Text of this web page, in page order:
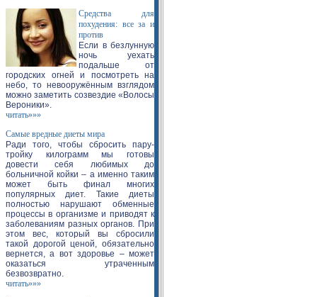
Средства для
похудения: все за и
против
Если в безлунную
ночь уехать
подальше от
городских огней и посмотреть на
небо, то невооружённым взглядом
можно заметить созвездие «Волосы
Вероники».
читать»»»
Самые вредные диеты мира
Ради того, чтобы сбросить пару-
тройку килограмм мы готовы
довести себя любимых до
больничной койки – а именно таким
может быть финал многих
популярных диет. Такие диеты
полностью нарушают обменные
процессы в организме и приводят к
заболеваниям разных органов. При
этом вес, который вы сбросили
такой дорогой ценой, обязательно
вернется, а вот здоровье – может
оказаться утраченным
безвозвратно.
читать»»»